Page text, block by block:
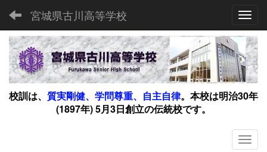
宮城県古川高等学校
校訓は、 質実剛健、学問尊重、自主自律。 本校は明治30年
(1897年) 5月3日創立の伝統校です。